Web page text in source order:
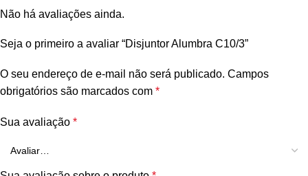
Não há avaliações ainda.
Seja o primeiro a avaliar “Disjuntor Alumbra C10/3”
O seu endereço de e-mail não será publicado. Campos
obrigatórios são marcados com *
Sua avaliação *